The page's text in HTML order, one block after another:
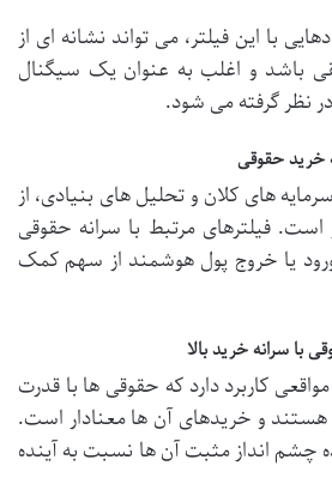
با این فیلتر، می تواند نشانه ای از
باشد و اغلب به عنوان یک سیگنال
نظر گرفته می شود.
های کلان و تحلیل های بنیادی، از
است. فیلترهای مرتبط با سرانه حقوقی
یا خروج پول هوشمند از سهم کمک
با سرانه خرید بالا
کاربرد دارد که حقوقی ها با قدرت
و خریدهای آن ها معنادار است.
چشم انداز مثبت آن ها نسبت به آینده